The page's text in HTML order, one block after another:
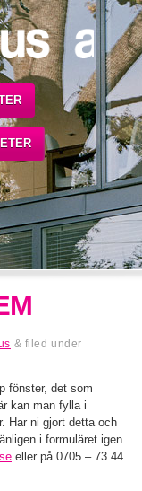
& filed under
fönster, det som
kan man fylla i
Har ni gjort detta och
i formuläret igen
eller på 0705 – 73 44